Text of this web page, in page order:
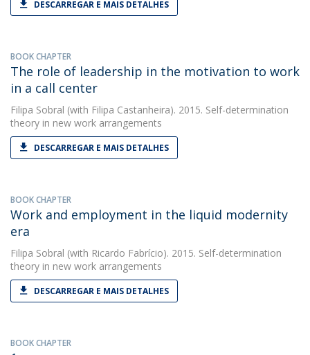
DESCARREGAR E MAIS DETALHES
BOOK CHAPTER
The role of leadership in the motivation to work
in a call center
Filipa Sobral (with Filipa Castanheira). 2015. Self-determination
theory in new work arrangements
DESCARREGAR E MAIS DETALHES
BOOK CHAPTER
Work and employment in the liquid modernity
era
Filipa Sobral (with Ricardo Fabrício). 2015. Self-determination
theory in new work arrangements
DESCARREGAR E MAIS DETALHES
BOOK CHAPTER